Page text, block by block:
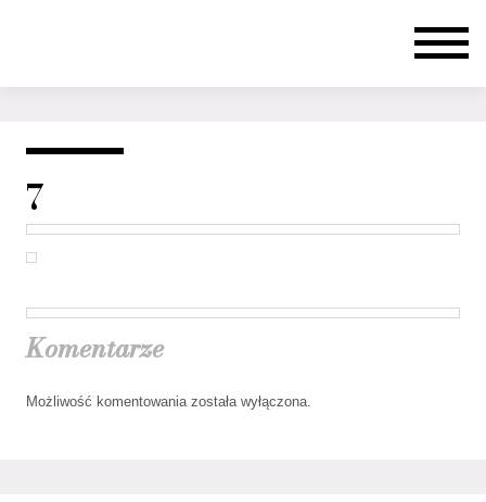
7
Komentarze
Możliwość komentowania została wyłączona.